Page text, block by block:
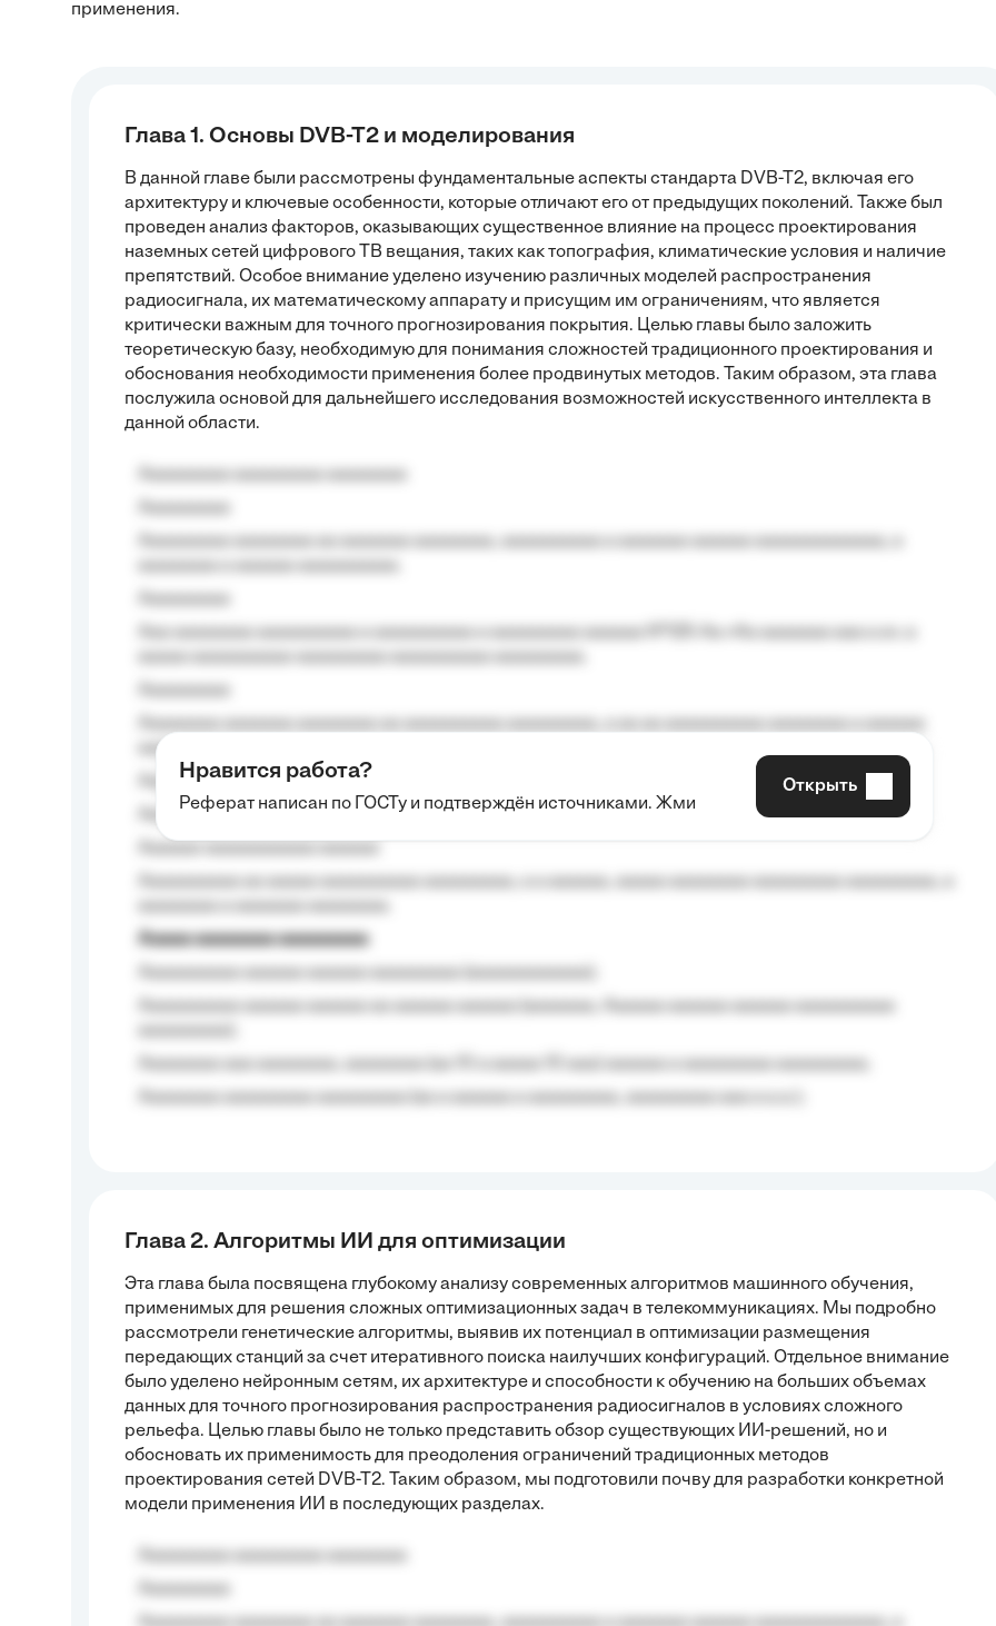
применения.
Глава 1. Основы DVB-T2 и моделирования
В данной главе были рассмотрены фундаментальные аспекты стандарта DVB-T2, включая его
архитектуру и ключевые особенности, которые отличают его от предыдущих поколений. Также был
проведен анализ факторов, оказывающих существенное влияние на процесс проектирования
наземных сетей цифрового ТВ вещания, таких как топография, климатические условия и наличие
препятствий. Особое внимание уделено изучению различных моделей распространения
радиосигнала, их математическому аппарату и присущим им ограничениям, что является
критически важным для точного прогнозирования покрытия. Целью главы было заложить
теоретическую базу, необходимую для понимания сложностей традиционного проектирования и
обоснования необходимости применения более продвинутых методов. Таким образом, эта глава
послужила основой для дальнейшего исследования возможностей искусственного интеллекта в
данной области.
aaaa aaaa.
Aaaaaaaaa
Aaaaaaaaaa aa aaa aaaaaaaaa, a aaa aaaaaaaaaa aaa, a aaaaaaaaaa, aaaaaa aaaaaa a aaaaaa.
Aaaaa aaaaaaaa aaaaaaaaa
Нравится работа?
Реферат написан по ГОСТу и подтверждён источниками. Жми
Открыть
Глава 2. Алгоритмы ИИ для оптимизации
Эта глава была посвящена глубокому анализу современных алгоритмов машинного обучения,
применимых для решения сложных оптимизационных задач в телекоммуникациях. Мы подробно
рассмотрели генетические алгоритмы, выявив их потенциал в оптимизации размещения
передающих станций за счет итеративного поиска наилучших конфигураций. Отдельное внимание
было уделено нейронным сетям, их архитектуре и способности к обучению на больших объемах
данных для точного прогнозирования распространения радиосигналов в условиях сложного
рельефа. Целью главы было не только представить обзор существующих ИИ-решений, но и
обосновать их применимость для преодоления ограничений традиционных методов
проектирования сетей DVB-T2. Таким образом, мы подготовили почву для разработки конкретной
модели применения ИИ в последующих разделах.